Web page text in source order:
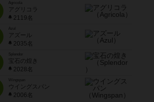
Agricola
アグリコラ
2119名
Azul
アズール
2035名
宝石の煌き
2028名
Wingspan
ウイングスパン
2006名